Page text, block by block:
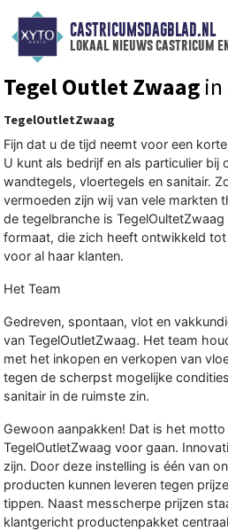
CASTRICUMSDAGBLAD.NL
lokaal nieuws castricum
Tegel Outlet Zwaag in
TegelOutletZwaag
Fijn dat u de tijd neemt voor een
U kunt als bedrijf en als particulier bij
wandtegels, vloertegels en sanitair.
vermoeden zijn wij van vele markten
de tegelbranche is
formaat, die zich heeft ontwikkeld
voor al haar klanten.
Het Team
Gedreven, spontaan, vlot en
van TegelOutletZwaag. Het team
met het inkopen en verkopen van
tegen de scherpst mogelijke
sanitair in de ruimste zin.
Gewoon aanpakken! Dat is het
TegelOutletZwaag voor gaan.
zijn. Door deze instelling is één van
producten kunnen leveren tegen
tippen. Naast messcherpe prijzen
klantgericht productenpakket